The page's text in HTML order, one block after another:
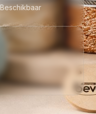
Beschikbaar